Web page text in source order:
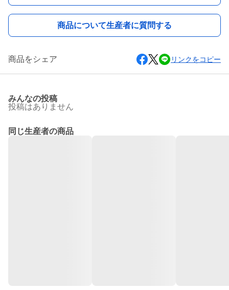
商品について生産者に質問する
商品をシェア リンクをコピー
みんなの投稿
投稿はありません
同じ生産者の商品